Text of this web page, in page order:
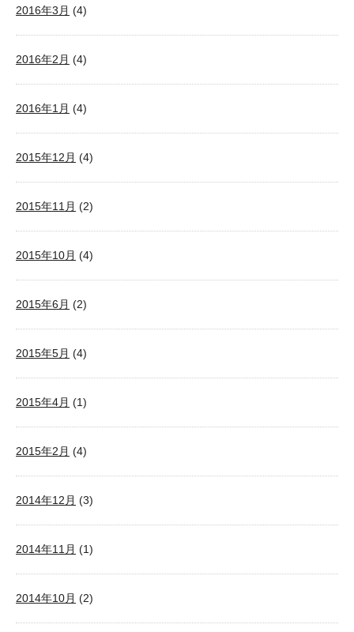
2016年3月 (4)
2016年2月 (4)
2016年1月 (4)
2015年12月 (4)
2015年11月 (2)
2015年10月 (4)
2015年6月 (2)
2015年5月 (4)
2015年4月 (1)
2015年2月 (4)
2014年12月 (3)
2014年11月 (1)
2014年10月 (2)